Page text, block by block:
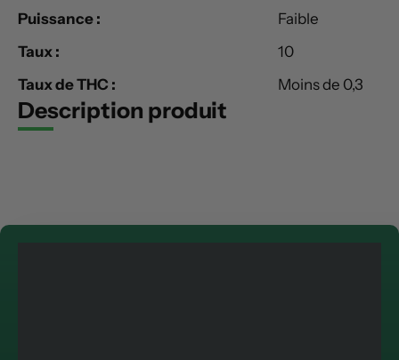
Puissance :
Faible
Taux :
10
Taux de THC :
Moins de 0,3
Description produit